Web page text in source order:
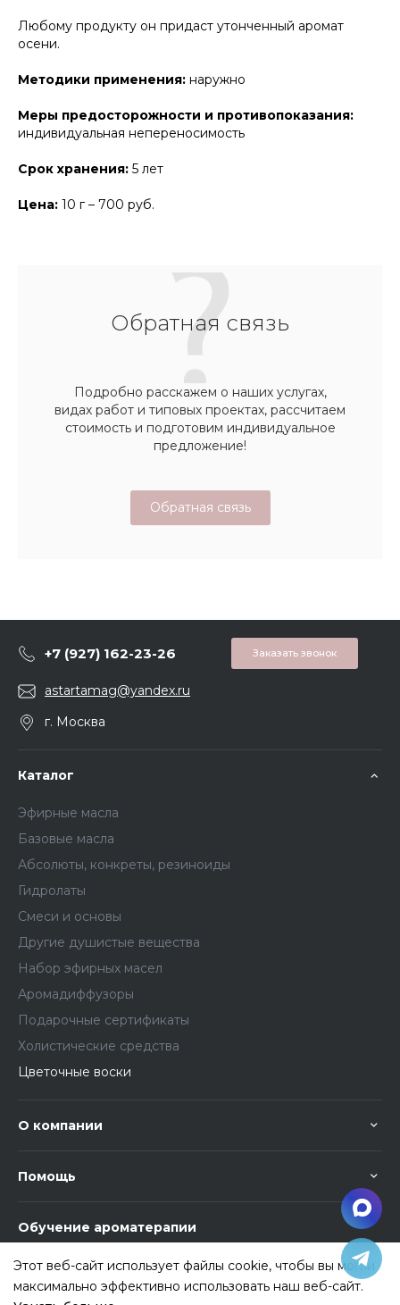
Любому продукту он придаст утонченный аромат
осени.
Методики применения: наружно
Меры предосторожности и противопоказания:
индивидуальная непереносимость
Срок хранения: 5 лет
Цена: 10 г – 700 руб.
Обратная связь
Подробно расскажем о наших услугах,
видах работ и типовых проектах, рассчитаем
стоимость и подготовим индивидуальное
предложение!
Обратная связь
+7 (927) 162-23-26 Заказать звонок
astartamag@yandex.ru
г. Москва
Каталог
Эфирные масла
Базовые масла
Абсолюты, конкреты, резиноиды
Гидролаты
Смеси и основы
Другие душистые вещества
Набор эфирных масел
Аромадиффузоры
Подарочные сертификаты
Холистические средства
Цветочные воски
О компании
Помощь
Обучение ароматерапии
Этот веб-сайт использует файлы cookie, чтобы вы могли
максимально эффективно использовать наш веб-сайт.